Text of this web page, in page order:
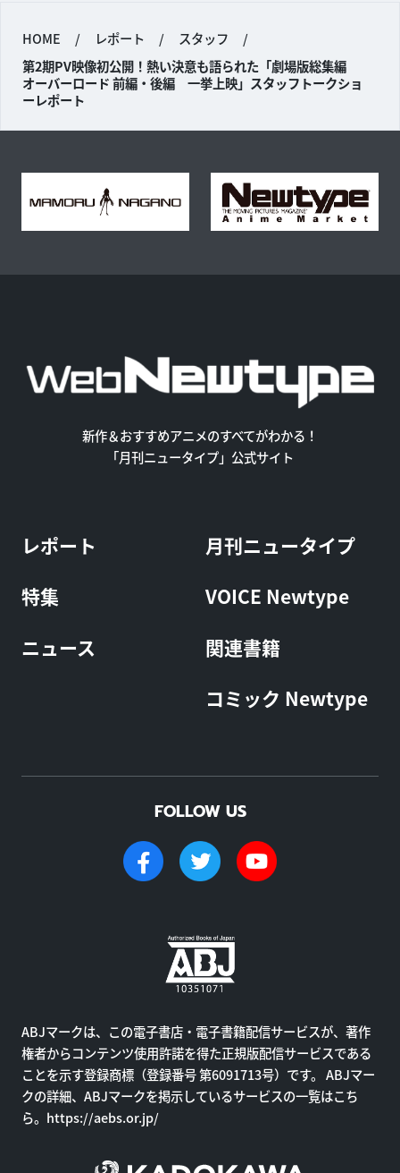
HOME / レポート / スタッフ
/
第2期PV映像初公開！熱い決意も語られた「劇場版総集編
オーバーロード 前編・後編 一挙上映」スタッフトークショ
ーレポート
新作＆おすすめアニメのすべてがわかる！
「月刊ニュータイプ」公式サイト
レポート
特集
ニュース
月刊ニュータイプ
VOICE Newtype
関連書籍
コミック Newtype
FOLLOW US
ABJマークは、この電子書店・電子書籍配信サービスが、著作
権者からコンテンツ使用許諾を得た正規版配信サービスである
ことを示す登録商標（登録番号 第6091713号）です。 ABJマー
クの詳細、ABJマークを掲示しているサービスの一覧はこち
ら。 https://aebs.or.jp/